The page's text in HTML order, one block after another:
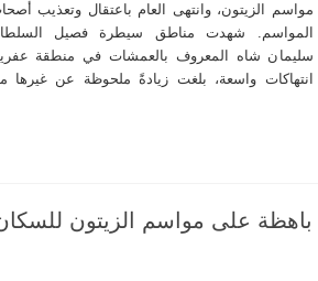
مواسم الزيتون، وانتهى العام باعتقال وتعذيب
المواسم. شهدت مناطق سيطرة فصيل
سليمان شاه المعروف بالعمشات في منطقة
انتهاكات واسعة، بلغت زيادةً ملحوظة عن غيرها
على مواسم الزيتون